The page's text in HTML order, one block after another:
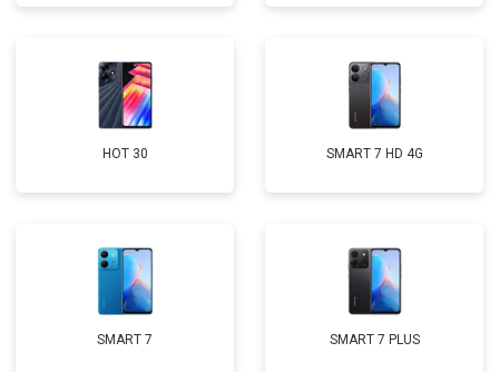
HOT 30 SMART 7 HD 4G
SMART 7 SMART 7 PLUS